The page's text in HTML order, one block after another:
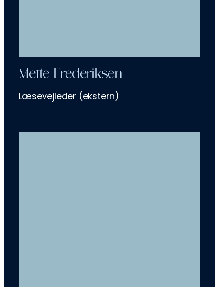
Mette Frederiksen
Læsevejleder (ekstern)